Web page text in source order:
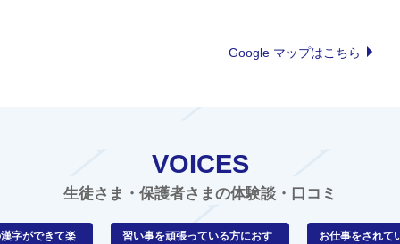
Google マップはこちら
VOICES
生徒さま・保護者さまの体験談・口コミ
字ができて楽
習い事を頑張っている方におす
お仕事をされて